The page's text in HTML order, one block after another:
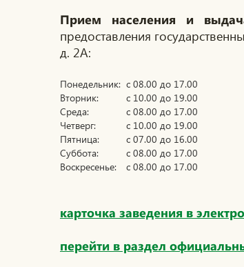
Прием населения и
предоставления
д. 2А:
Понедельник: с 08.00 до 17.00
Вторник:
с 10.00 до 19.00
Среда:
с 08.00 до 17.00
Четверг:
с 10.00 до 19.00
Пятница:
с 07.00 до 16.00
Суббота:
с 08.00 до 17.00
Воскресенье:
с 08.00 до 17.00
карточка заведения в
перейти в раздел